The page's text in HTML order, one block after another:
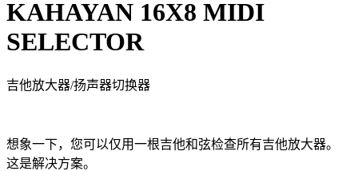
KAHAYAN 16X8 MIDI
SELECTOR
吉他放大器/扬声器切换器
想象一下，您可以仅用一根吉他和弦检查所有吉他放大器。
这是解决方案。